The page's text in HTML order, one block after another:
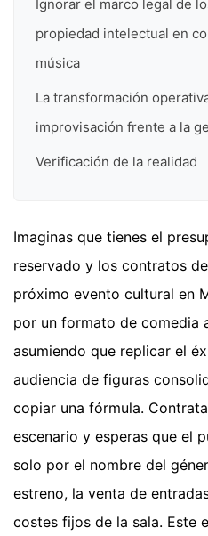
Ignorar el marco legal de
propiedad intelectual en
música
La transformación
improvisación frente a la
Verificación de la realidad
Imaginas que tienes el
reservado y los contratos
próximo evento cultural en
por un formato de comedia
asumiendo que replicar el
audiencia de figuras
copiar una fórmula.
escenario y esperas que el
solo por el nombre del
estreno, la venta de
costes fijos de la sala. Este